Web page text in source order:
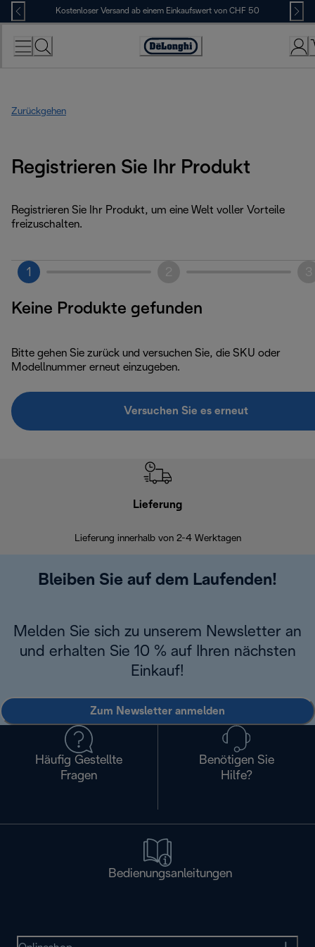
Skip
to
Content
Kostenloser Versand ab einem Einkaufswert von CHF 50
Erklärung
Zurückgehen
Registrieren Sie Ihr Produkt
Registrieren Sie Ihr Produkt, um eine Welt voller Vorteile
freizuschalten.
1
Keine Produkte gefunden
Bitte gehen Sie zurück und versuchen Sie, die SKU oder
Modellnummer erneut einzugeben.
Versuchen Sie es erneut
Lieferung
Lieferung innerhalb von 2-4 Werktagen
Bleiben Sie auf dem Laufenden!
Melden Sie sich zu unserem Newsletter an
und erhalten Sie 10 % auf Ihren nächsten
Einkauf!
Zum Newsletter anmelden
Häufig Gestellte
Fragen
Benötigen Sie
Hilfe?
Bedienungsanleitungen